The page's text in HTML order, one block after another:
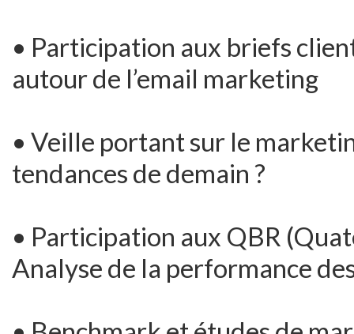
• Participation aux briefs
autour de l’email marketing
• Veille portant sur le
tendances de demain ?
• Participation aux QBR
Analyse de la performance